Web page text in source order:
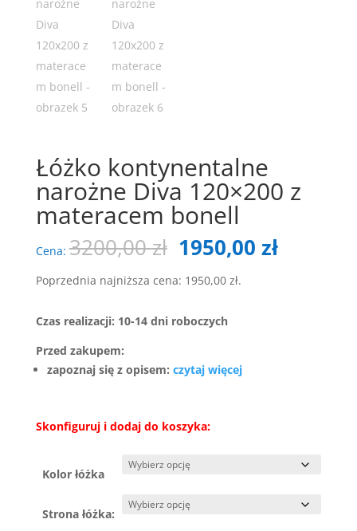
Łóżko kontynentalne
narożne Diva 120×200 z
materacem bonell
Cena: 3200,00zł Pierwotna
cena
wynosiła:
1950,00 zł
Poprzednia najniższa cena: 1950,00 zł.
Czas realizacji: 10-14 dni roboczych
Przed zakupem:
zapoznaj się z opisem: czytaj więcej
Skonfiguruj i dodaj do koszyka:
Kolor łóżka
Strona łóżka: